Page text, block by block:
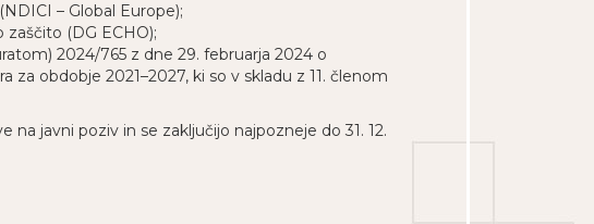
– Global Europe);
(DG ECHO);
2024/765 z dne 29. februarja 2024 o
obdobje 2021–2027, ki so v skladu z 11. členom
javni poziv in se zaključijo najpozneje do 31. 12.